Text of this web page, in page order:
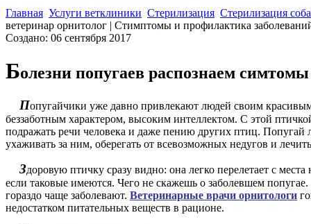
Главная Услуги ветклиники Стерилизация Стерилизация
ветеринар орнитолог | Стимптомы и профилактика
Создано: 06 сентября 2017
Болезни попугаев распознаем
Попугайчики уже давно привлекают людей своим
беззаботным характером, высоким интеллектом. С этой
подражать речи человека и даже пению других птиц. Попугай
ухаживать за ним, оберегать от всевозможных недугов и
Здоровую птичку сразу видно: она легко перелетает с
если таковые имеются. Чего не скажешь о заболевшем
гораздо чаще заболевают. Ветеринарные врачи орнитологи
недостатком питательных веществ в рационе.